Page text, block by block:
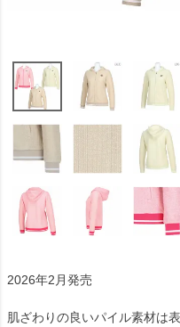
2026年2月発売
肌ざわりの良いパイル素材は